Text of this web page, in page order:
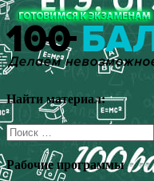
Перейти
к
содержимому
Найти материал:
Поиск
для:
Рабочие программы